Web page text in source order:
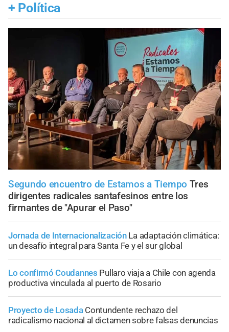
+ Política
Segundo encuentro de Estamos a Tiempo Tres
dirigentes radicales santafesinos entre los
firmantes de "Apurar el Paso"
Jornada de Internacionalización La adaptación climática:
un desafío integral para Santa Fe y el sur global
Lo confirmó Coudannes Pullaro viaja a Chile con agenda
productiva vinculada al puerto de Rosario
Proyecto de Losada Contundente rechazo del
radicalismo nacional al dictamen sobre falsas denuncias